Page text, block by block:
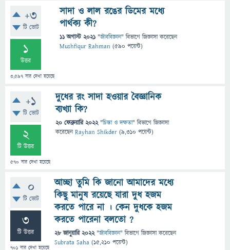
+3
টি ভোট
1
উত্তর
3,597 বার দেখা হয়েছে
সাদা ও লাল রঙের ডিমের মধ্যে
পার্থক্য কী?
11 অগাস্ট 2021 "জীববিজ্ঞান" বিভাগে জিজ্ঞাসাকরেছেন
Mushfiqur Rahman (590 পয়েন্ট)
+1
টি ভোট
2
টি উত্তর
570 বার দেখা হয়েছে
দুধের রং সাদা হওয়ার বৈজ্ঞানিক
ব্যখ্যা কি?
20 ফেব্রুয়ারি 2022 "চিন্তা ও দক্ষতা" বিভাগে জিজ্ঞাসা
করেছেনRayhan Shikder (9,310 পয়েন্ট)
0
টি ভোট
3
টি উত্তর
701 বার দেখা হয়েছে
আচ্ছা তুমি কি জানো আমাদের মধ্যে
কিছু মানুষ রয়েছে যারা দুধ হজম
করতে পারে না । কেন দুধকে হজম
করতে পারেনা বলতো ?
28 জানুয়ারি 2022 "জীববিজ্ঞান" বিভাগে জিজ্ঞাসাকরেছেন
Subrata Saha (15,210 পয়েন্ট)